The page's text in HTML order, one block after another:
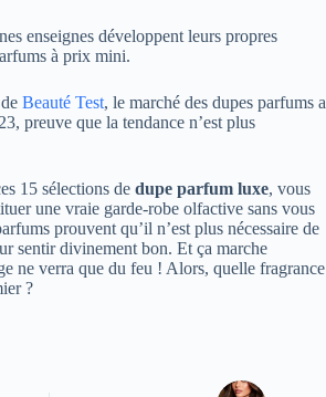
enseignes développent leurs propres
à prix mini.
Beauté Test, le marché des dupes parfums a
preuve que la tendance n’est plus
15 sélections de dupe parfum luxe, vous
une vraie garde-robe olfactive sans vous
prouvent qu’il n’est plus nécessaire de
sentir divinement bon. Et ça marche
ne verra que du feu ! Alors, quelle fragrance
?